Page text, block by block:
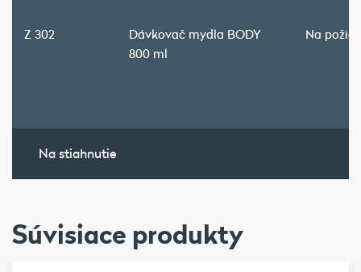
Z 302
Dávkovač mydla BODY
800 ml
Na
Na stiahnutie
Súvisiace produkty